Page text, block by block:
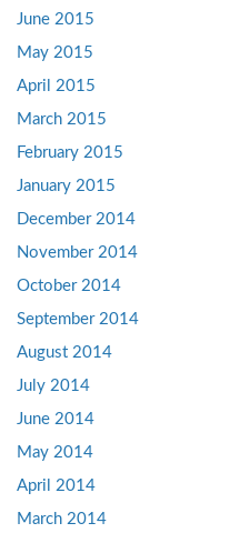
June 2015
May 2015
April 2015
March 2015
February 2015
January 2015
December 2014
November 2014
October 2014
September 2014
August 2014
July 2014
June 2014
May 2014
April 2014
March 2014